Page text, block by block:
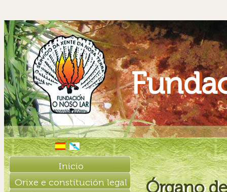
Inicio
Orixe e constitución legal
Órgano